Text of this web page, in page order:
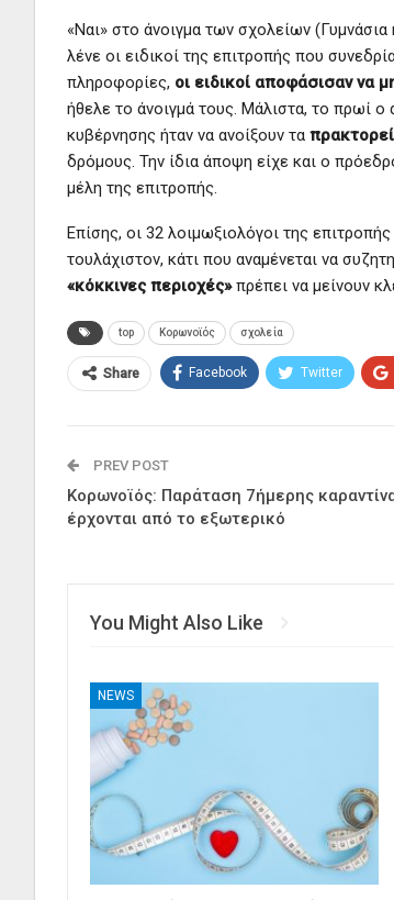
«Ναι» στο άνοιγμα των σχολείων
λένε οι ειδικοί της επιτροπής που
πληροφορίες, οι ειδικοί αποφάσισαν να
ήθελε το άνοιγμά τους. Μάλιστα, το πρωί
κυβέρνησης ήταν να ανοίξουν τα
δρόμους. Την ίδια άποψη είχε και ο
μέλη της επιτροπής.
Επίσης, οι 32 λοιμωξιολόγοι της
τουλάχιστον, κάτι που αναμένεται να
«κόκκινες περιοχές»πρέπει να μείνουν
top Κορωνοϊός σχολεία
Share Facebook Twitter
PREV POST
Κορωνοϊός: Παράταση 7ήμερης
έρχονται από το εξωτερικό
You Might Also Like
NEWS